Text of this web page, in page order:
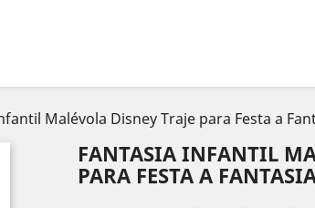
Malévola Disney Traje para Festa a
FANTASIA INFANTIL
PARA FESTA A